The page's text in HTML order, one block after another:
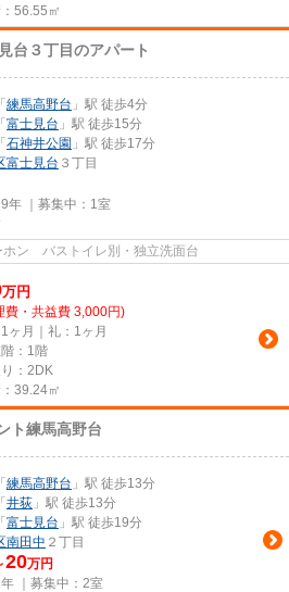
56.55㎡
台３丁目のアパート
「 練馬高野台 」駅 徒歩4分
「 富士見台 」駅 徒歩15分
「 石神井公園 」駅 徒歩17分
富士見台 ３丁目
年 ｜募集中： 1室
ン バストイレ別・独立洗面台
万円
費・共益費 3,000円)
ヶ月｜礼：1ヶ月
：1階
：2DK
39.24㎡
ト練馬高野台
「 練馬高野台 」駅 徒歩13分
「 井荻 」駅 徒歩13分
「 富士見台 」駅 徒歩19分
南田中 ２丁目
20万円
｜募集中： 2室